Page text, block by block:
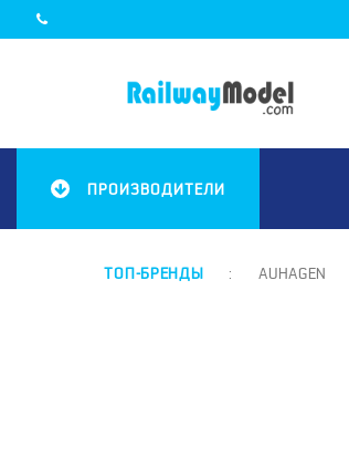
ПРОИЗВОДИТЕЛИ
ТОП-БРЕНДЫ : AUHAGEN